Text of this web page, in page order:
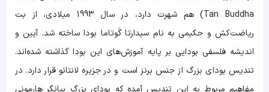
Tan Buddha) هم شهرت دارد، در سال 1993 میلادی، از بت
ریاضت‌کش و حکیمی به نام سیدارتا گَوتاما بودا ساخته شد. آیین و
اندیشه فلسفی بودایی بر پایه آموزش‌های این بودا گذاشته شده‌اند.
تندیس بودای بزرگ از جنس برنز است و در جزیره لانتانو قرار دارد. در
مفاهیم مربوط به این تندیس آمده که بودای بزرگ بیانگر هارمونی